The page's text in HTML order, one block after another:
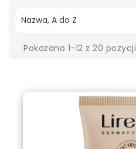
Nazwa, A do Z
Pokazano 1-12 z 20 pozycji